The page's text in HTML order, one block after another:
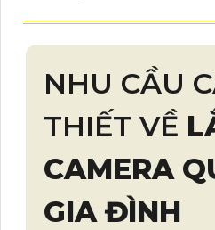
NHU CẦU
THIẾT VỀ
CAMERA
GIA ĐÌNH